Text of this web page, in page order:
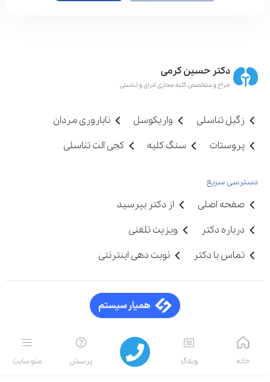
زگیل تناسلی واریکوسل
ناباروری مردان
پروستات
سنگ کلیه کجی آلت تناسلی
دسترسی سریع
صفحه اصلی
از دکتر بپرسید
درباره دکتر
ویزیت تلفنی
تماس با دکتر
نوبت دهی اینترنتی
خانه وبلاگ پرسش منو سایت